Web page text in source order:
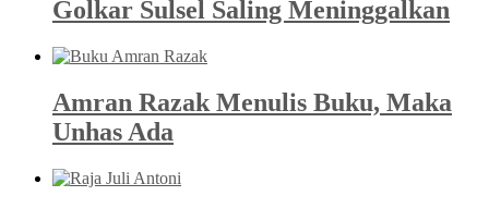
Golkar Sulsel Saling Meninggalkan
Amran Razak Menulis Buku, Maka
Unhas Ada